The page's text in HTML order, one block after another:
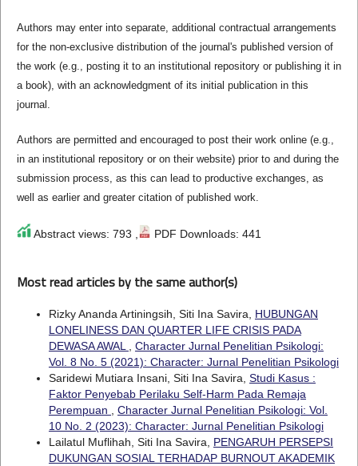
Authors may enter into separate, additional contractual arrangements
for the non-exclusive distribution of the journal's published version of
the work (e.g., posting it to an institutional repository or publishing it in
a book), with an acknowledgment of its initial publication in this
journal.
Authors are permitted and encouraged to post their work online (e.g.,
in an institutional repository or on their website) prior to and during the
submission process, as this can lead to productive exchanges, as
well as earlier and greater citation of published work.
Abstract views: 793 , PDF Downloads: 441
Most read articles by the same author(s)
Rizky Ananda Artiningsih, Siti Ina Savira, HUBUNGAN
LONELINESS DAN QUARTER LIFE CRISIS PADA
DEWASA AWAL , Character Jurnal Penelitian Psikologi:
Vol. 8 No. 5 (2021): Character: Jurnal Penelitian Psikologi
Saridewi Mutiara Insani, Siti Ina Savira, Studi Kasus :
Faktor Penyebab Perilaku Self-Harm Pada Remaja
Perempuan , Character Jurnal Penelitian Psikologi: Vol.
10 No. 2 (2023): Character: Jurnal Penelitian Psikologi
Lailatul Muflihah, Siti Ina Savira, PENGARUH PERSEPSI
DUKUNGAN SOSIAL TERHADAP BURNOUT AKADEMIK